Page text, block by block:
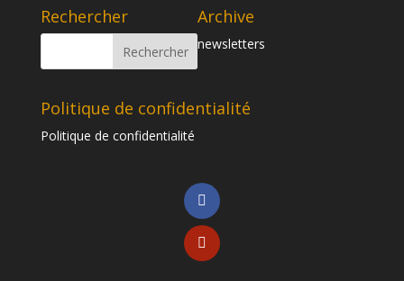
Rechercher Archive
newsletters
Politique de confidentialité
Politique de confidentialité